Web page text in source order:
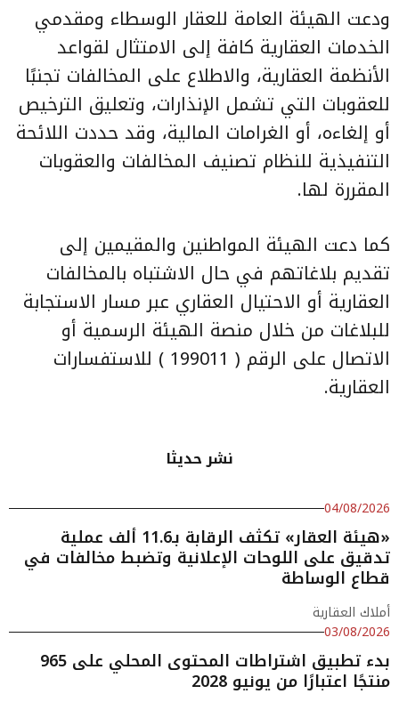
ودعت الهيئة العامة للعقار الوسطاء ومقدمي
الخدمات العقارية كافة إلى الامتثال لقواعد
الأنظمة العقارية، والاطلاع على المخالفات تجنبًا
للعقوبات التي تشمل الإنذارات، وتعليق الترخيص
أو إلغاءه، أو الغرامات المالية، وقد حددت اللائحة
التنفيذية للنظام تصنيف المخالفات والعقوبات
المقررة لها.
كما دعت الهيئة المواطنين والمقيمين إلى
تقديم بلاغاتهم في حال الاشتباه بالمخالفات
العقارية أو الاحتيال العقاري عبر مسار الاستجابة
للبلاغات من خلال منصة الهيئة الرسمية أو
الاتصال على الرقم ( 199011 ) للاستفسارات
العقارية.
نشر حديثا
04/08/2026
«هيئة العقار» تكثف الرقابة بـ11.6 ألف عملية
تدقيق على اللوحات الإعلانية وتضبط مخالفات في
قطاع الوساطة
أملاك العقارية
03/08/2026
بدء تطبيق اشتراطات المحتوى المحلي على 965
منتجًا اعتبارًا من يونيو 2028